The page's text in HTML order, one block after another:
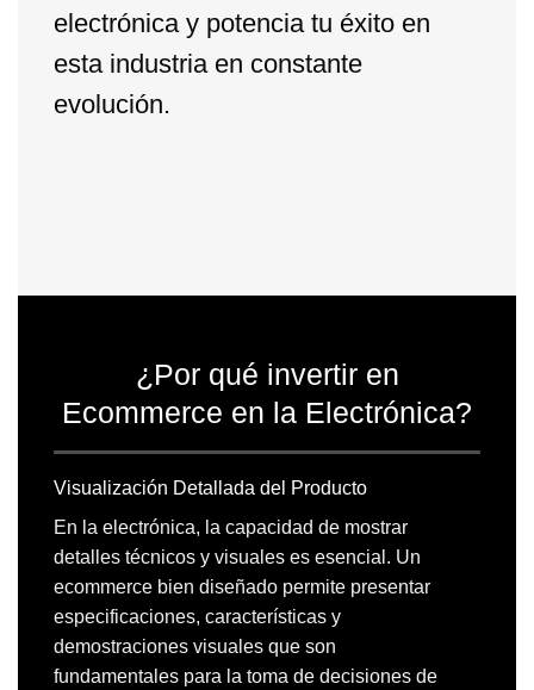
electrónica y potencia tu éxito en
esta industria en constante
evolución.
¿Por qué invertir en
Ecommerce en la Electrónica?
Visualización Detallada del Producto
En la electrónica, la capacidad de mostrar
detalles técnicos y visuales es esencial. Un
ecommerce bien diseñado permite presentar
especificaciones, características y
demostraciones visuales que son
fundamentales para la toma de decisiones de